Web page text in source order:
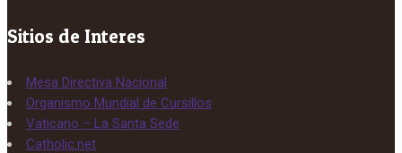
Sitios de Interes
Mesa Directiva Nacional
Organismo Mundial de Cursillos
Vaticano – La Santa Sede
Catholic.net